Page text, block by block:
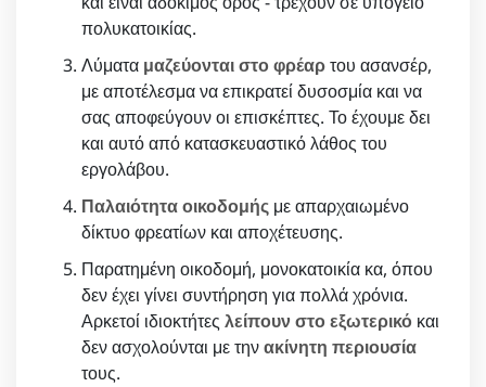
πολυκατοικίας.
Λύματα μαζεύονται στο φρέαρτου ασανσέρ,
με αποτέλεσμα να επικρατεί δυσοσμία και να
σας αποφεύγουν οι επισκέπτες. Το έχουμε δει
και αυτό από κατασκευαστικό λάθος του
εργολάβου.
Παλαιότητα οικοδομής με απαρχαιωμένο
δίκτυο φρεατίων και αποχέτευσης.
Παρατημένη οικοδομή, μονοκατοικία κα, όπου
δεν έχει γίνει συντήρηση για πολλά χρόνια.
Αρκετοί ιδιοκτήτες λείπουν στο εξωτερικό και
δεν ασχολούνται με τηνακίνητη περιουσία
τους.